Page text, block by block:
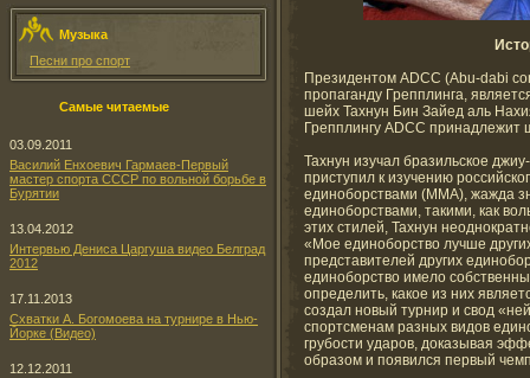
Музыка
Песни про спорт
Самые читаемые
03.09.2011
Василий Енхоевич Гармаев-Первый
мастер спорта СССР по вольной борьбе в
Бурятии
13.04.2012
Интервью Дениса Царгуша видео Белград
2012
17.11.2013
Схватки А. Богомоева на турнире в Нью-
Йорке (Видео)
12.12.2011
Президентом ADCC (Abu-dabi
пропаганду Грепплинга,
шейх Тахнун Бин Зайед аль
Грепплингу ADCC принадлежит
Тахнун изучал бразильское
приступил к изучению
единоборствами (MMA), жажда
единоборствами, такими, как
этих стилей, Тахнун
«Мое единоборство лучше
представителей других
единоборство имело
определить, какое из них
создал новый турнир и свод
спортсменам разных видов
грубости ударов, доказывая
образом и появился первый